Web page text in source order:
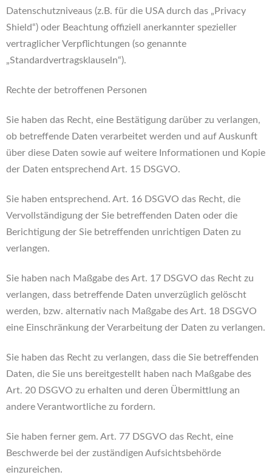
Datenschutzniveaus (z.B. für die USA durch das „Privacy
Shield“) oder Beachtung offiziell anerkannter spezieller
vertraglicher Verpflichtungen (so genannte
„Standardvertragsklauseln“).
Rechte der betroffenen Personen
Sie haben das Recht, eine Bestätigung darüber zu verlangen,
ob betreffende Daten verarbeitet werden und auf Auskunft
über diese Daten sowie auf weitere Informationen und Kopie
der Daten entsprechend Art. 15 DSGVO.
Sie haben entsprechend. Art. 16 DSGVO das Recht, die
Vervollständigung der Sie betreffenden Daten oder die
Berichtigung der Sie betreffenden unrichtigen Daten zu
verlangen.
Sie haben nach Maßgabe des Art. 17 DSGVO das Recht zu
verlangen, dass betreffende Daten unverzüglich gelöscht
werden, bzw. alternativ nach Maßgabe des Art. 18 DSGVO
eine Einschränkung der Verarbeitung der Daten zu verlangen.
Sie haben das Recht zu verlangen, dass die Sie betreffenden
Daten, die Sie uns bereitgestellt haben nach Maßgabe des
Art. 20 DSGVO zu erhalten und deren Übermittlung an
andere Verantwortliche zu fordern.
Sie haben ferner gem. Art. 77 DSGVO das Recht, eine
Beschwerde bei der zuständigen Aufsichtsbehörde
einzureichen.